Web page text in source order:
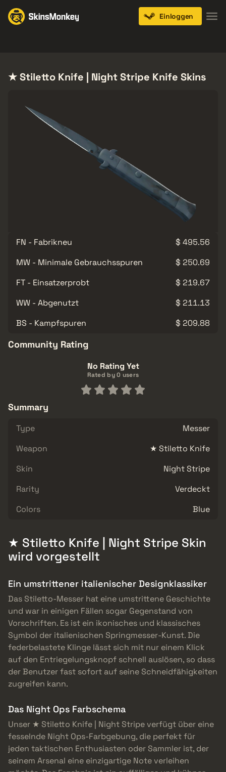
Einloggen
★ Stiletto Knife | Night Stripe Knife Skins
FN - Fabrikneu
$ 495.56
MW - Minimale Gebrauchsspuren
$ 250.69
FT - Einsatzerprobt
$ 219.67
WW - Abgenutzt
$ 211.13
BS - Kampfspuren
$ 209.88
Community Rating
No Rating Yet
Rated by 0 users
Summary
Type
Messer
Weapon
★ Stiletto Knife
Skin
Night Stripe
Rarity
Verdeckt
Colors
Blue
★ Stiletto Knife | Night Stripe Skin
wird vorgestellt
Ein umstrittener italienischer Designklassiker
Das Stiletto-Messer hat eine umstrittene Geschichte
und war in einigen Fällen sogar Gegenstand von
Vorschriften. Es ist ein ikonisches und klassisches
Symbol der italienischen Springmesser-Kunst. Die
federbelastete Klinge lässt sich mit nur einem Klick
auf den Entriegelungsknopf schnell auslösen, so dass
der Benutzer fast sofort auf seine Schneidfähigkeiten
zugreifen kann.
Das Night Ops Farbschema
Unser ★ Stiletto Knife | Night Stripe verfügt über eine
fesselnde Night Ops-Farbgebung, die perfekt für
jeden taktischen Enthusiasten oder Sammler ist, der
seinem Arsenal eine einzigartige Note verleihen